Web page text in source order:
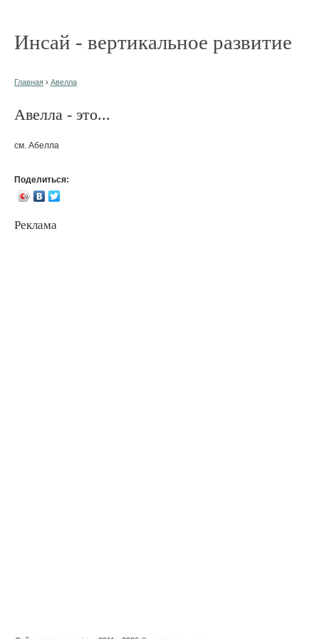
Инсай - вертикальное развитие
Главная › Авелла
Авелла - это...
см. Абелла
Поделиться:
Реклама